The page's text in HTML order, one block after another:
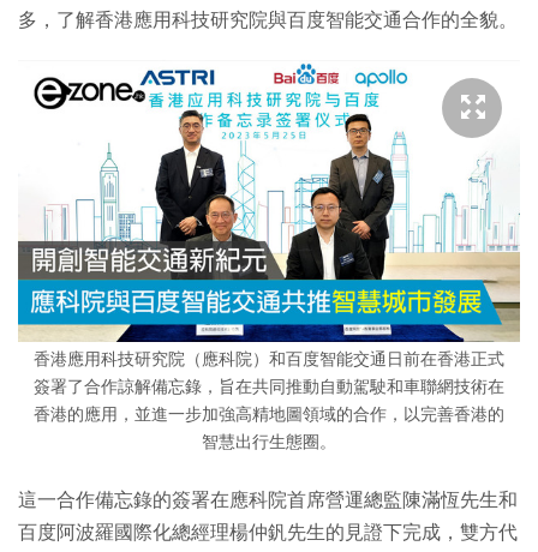
多，了解香港應用科技研究院與百度智能交通合作的全貌。
香港應用科技研究院（應科院）和百度智能交通日前在香港正式
簽署了合作諒解備忘錄，旨在共同推動自動駕駛和車聯網技術在
香港的應用，並進一步加強高精地圖領域的合作，以完善香港的
智慧出行生態圈。
這一合作備忘錄的簽署在應科院首席營運總監陳滿恆先生和
百度阿波羅國際化總經理楊仲釩先生的見證下完成，雙方代